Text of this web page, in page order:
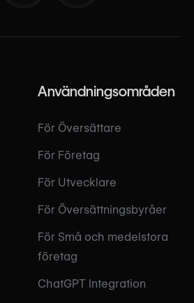
Användningsområden
För Översättare
För Företag
För Utvecklare
För Översättningsbyråer
För Små och medelstora
företag
ChatGPT Integration